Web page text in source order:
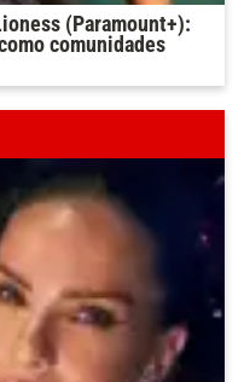
(Paramount+):
comunidades